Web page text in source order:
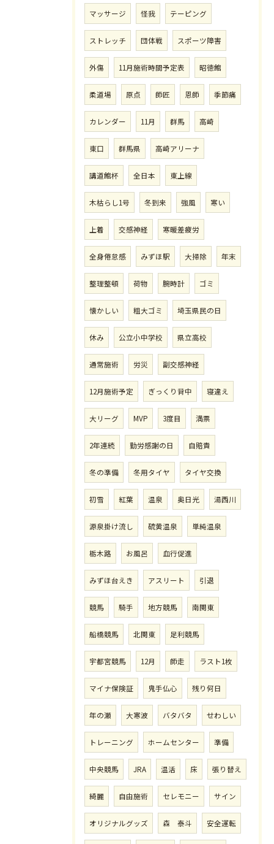
マッサージ 怪我 テーピング
ストレッチ 団体戦 スポーツ障害
外傷 11月施術時間予定表 昭徳館
柔道場 原点 師匠 恩師 季節痛
カレンダー 11月 群馬 高崎
東口 群馬県 高崎アリーナ
講道館杯 全日本 東上線
木枯らし1号 冬到来 強風 寒い
上着 交感神経 寒暖差疲労
全身倦怠感 みずほ駅 大掃除 年末
整理整頓 荷物 腕時計 ゴミ
懐かしい 粗大ゴミ 埼玉県民の日
休み 公立小中学校 県立高校
通常施術 労災 副交感神経
12月施術予定 ぎっくり背中 寝違え
大リーグ MVP 3度目 満票
2年連続 勤労感謝の日 自賠責
冬の準備 冬用タイヤ タイヤ交換
初雪 紅葉 温泉 奥日光 湯西川
源泉掛け流し 硫黄温泉 単純温泉
栃木路 お風呂 血行促進
みずほ台えき アスリート 引退
競馬 騎手 地方競馬 南関東
船橋競馬 北関東 足利競馬
宇都宮競馬 12月 師走 ラスト1枚
マイナ保険証 鬼手仏心 残り何日
年の瀬 大寒波 バタバタ せわしい
トレーニング ホームセンター 準備
中央競馬 JRA 温活 床 張り替え
綺麗 自由施術 セレモニー サイン
オリジナルグッズ 森 泰斗 安全運転